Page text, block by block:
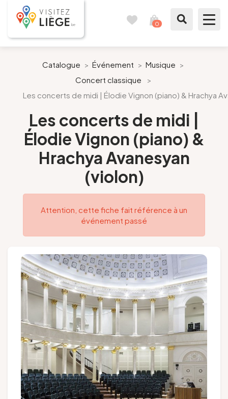
0
Comme un Liégeois
Préparer mon séjour
Nos suggestions
Pays de Liège
Agenda
Suivez-nous
EN NL DE
Catalogue > Événement > Musique >
Concert classique
>
Les concerts de midi | Élodie Vignon (piano) & Hrachya
Les concerts de midi |
Élodie Vignon (piano) &
Hrachya Avanesyan
(violon)
Attention, cette fiche fait référence à un
événement passé